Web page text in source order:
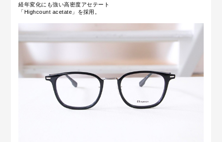
経年変化にも強い高密度アセテート
「Highcount acetate」を採用。